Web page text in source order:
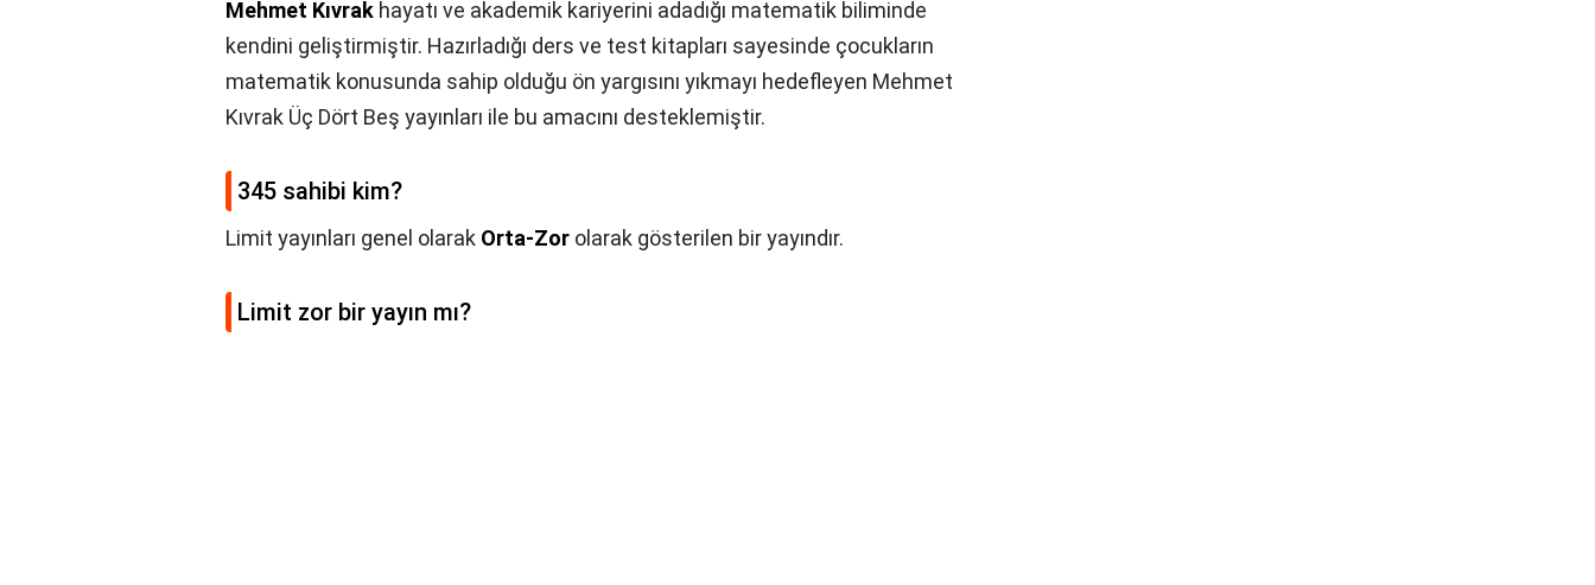
Mehmet Kıvrak hayatı ve akademik kariyerini adadığı matematik biliminde
kendini geliştirmiştir. Hazırladığı ders ve test kitapları sayesinde çocukların
matematik konusunda sahip olduğu ön yargısını yıkmayı hedefleyen Mehmet
Kıvrak Üç Dört Beş yayınları ile bu amacını desteklemiştir.
345 sahibi kim?
Limit yayınları genel olarak Orta-Zor olarak gösterilen bir yayındır.
Limit zor bir yayın mı?